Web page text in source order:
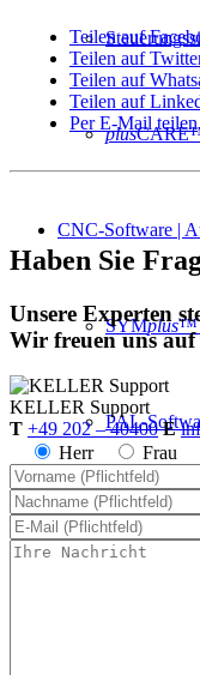
plus
CNC-Software |
SYMplus™
PAL-
Teilen auf
Teilen auf
Teilen auf
Teilen auf
Per E-Mail teilen
Haben Sie
Unsere Experten
Wir freuen uns
KELLER Support
T +49 202 – 40400 E
Herr
Frau